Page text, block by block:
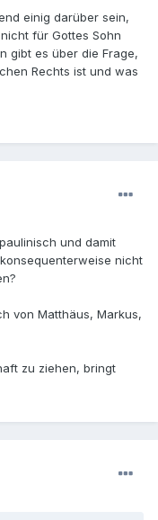
einig darüber sein,
für Gottes Sohn
gibt es über die Frage,
Rechts ist und was
und damit
nicht
von Matthäus, Markus,
zu ziehen, bringt